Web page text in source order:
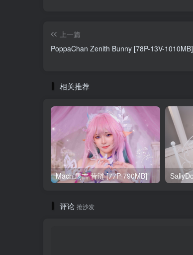
上一篇
PoppaChan Zenith Bunny [78P-13V-1010MB]
相关推荐
Machi馬吉 昔涟 [77P-790MB]
评论 抢沙发